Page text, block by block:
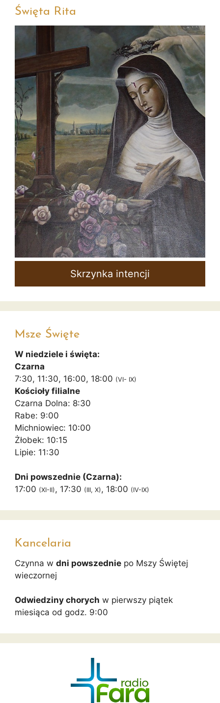
Święta Rita
Skrzynka intencji
Msze Święte
W niedziele i święta:
Czarna
7:30, 11:30, 16:00, 18:00 (VI- IX)
Kościoły filialne
Czarna Dolna: 8:30
Rabe: 9:00
Michniowiec: 10:00
Żłobek: 10:15
Lipie: 11:30
Dni powszednie (Czarna):
17:00 (XI-II), 17:30 (III, X), 18:00 (IV-IX)
Kancelaria
Czynna w dni powszednie po Mszy Świętej
wieczornej
Odwiedziny chorych w pierwszy piątek
miesiąca od godz. 9:00